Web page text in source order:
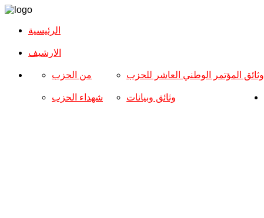
الرئيسية
الارشیف
من الحزب
شهداء الحزب
وثائق المؤتمر الوطني العاشر للحزب
وثائق وبيانات